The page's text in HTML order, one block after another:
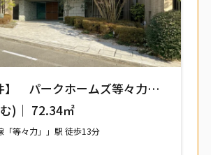
】 パークホームズ等々力レ
クエア 208号室 【世田谷区
)｜ 72.34㎡
「等々力」」駅 徒歩13分